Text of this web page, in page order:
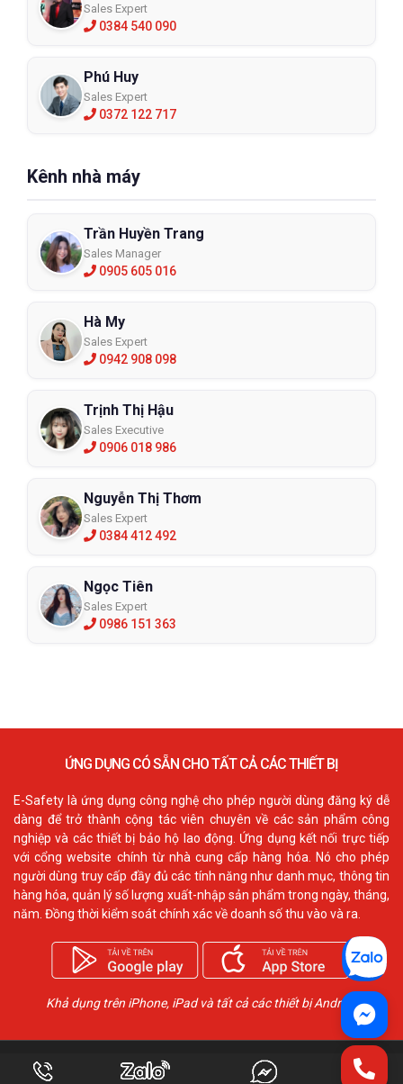
Sales Expert
0384 540 090
Phú Huy
Sales Expert
0372 122 717
Kênh nhà máy
Trần Huyền Trang
Sales Manager
0905 605 016
Hà My
Sales Expert
0942 908 098
Trịnh Thị Hậu
Sales Executive
0906 018 986
Nguyễn Thị Thơm
Sales Expert
0384 412 492
Ngọc Tiên
Sales Expert
0986 151 363
ỨNG DỤNG CÓ SẴN CHO TẤT CẢ CÁC THIẾT BỊ
E-Safety là ứng dụng công nghệ cho phép người dùng đăng ký dễ
dàng để trở thành cộng tác viên chuyên về các sản phẩm công
nghiệp và các thiết bị bảo hộ lao động. Ứng dụng kết nối trực tiếp
với cổng website chính từ nhà cung cấp hàng hóa. Nó cho phép
người dùng truy cấp đầy đủ các tính năng như danh mục, thông tin
hàng hóa, quản lý số lượng xuất-nhập sản phẩm trong ngày, tháng,
năm. Đồng thời kiểm soát chính xác về doanh số thu vào và ra.
Khả dụng trên iPhone, iPad và tất cả các thiết bị Android
Công ty TNHH ECO3D